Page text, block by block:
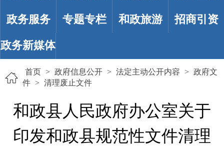
政务服务 专题专栏 和政旅游 招商引资
政务新媒体
首页 > 政府信息公开 > 法定主动公开内容 > 政府文
件 > 清理废止文件
和政县人民政府办公室关于
印发和政县规范性文件清理